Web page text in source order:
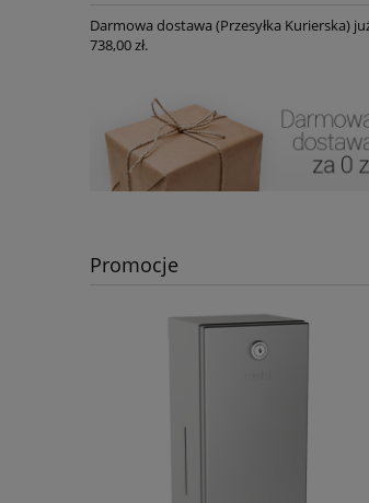
Darmowa dostawa (Przesyłka Kurierska)
738,00 zł.
Promocje